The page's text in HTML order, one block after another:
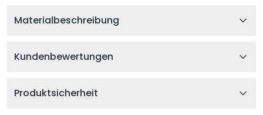
Materialbeschreibung
Kundenbewertungen
Produktsicherheit